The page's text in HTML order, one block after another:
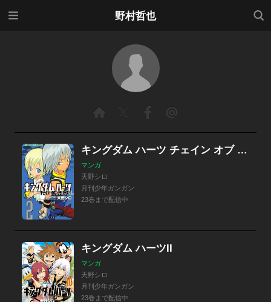
野村哲也
検索
キングダム ハーツ チェイン オブ メモリーズ
マンガ
天野シロ
月刊少年ガンガン
23巻まで配信中
キングダム ハーツII
マンガ
天野シロ
月刊少年ガンガン
23巻まで配信中